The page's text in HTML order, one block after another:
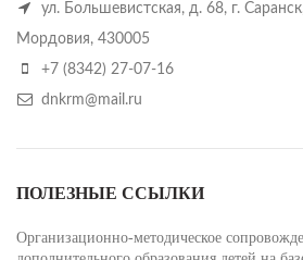
ул. Большевистская, д. 68, г.
Мордовия, 430005
+7 (8342) 27-07-16
dnkrm@mail.ru
ПОЛЕЗНЫЕ ССЫЛКИ
Организационно-методическое